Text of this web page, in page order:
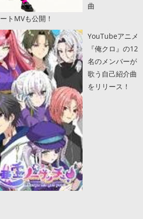
曲
トMVも公開！
YouTubeアニメ
『俺クロ』の12
名のメンバーが
歌う自己紹介曲
をリリース！